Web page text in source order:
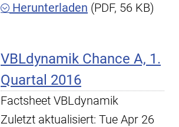
Herunterladen (PDF, 56 KB)
VBLdynamik Chance A, 1.
Quartal 2016
Factsheet VBLdynamik
Zuletzt aktualisiert: Tue Apr 26